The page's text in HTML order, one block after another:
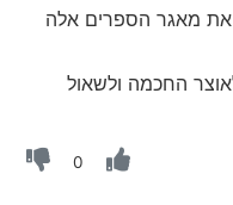
את מאגר הספרים אלה
החכמה ולשאול
0